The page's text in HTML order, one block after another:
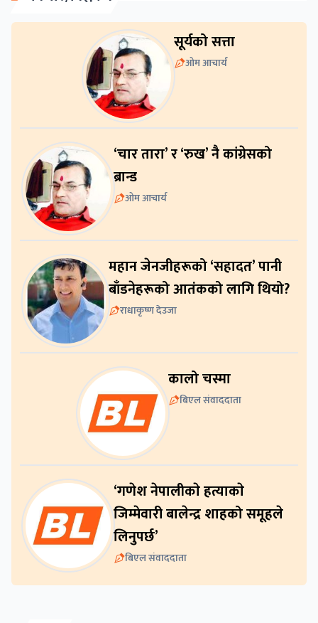
सूर्यको सत्ता
ओम आचार्य
‘चार तारा’ र ‘रुख’ नै कांग्रेसको
ब्रान्ड
ओम आचार्य
महान जेनजीहरूको ‘सहादत’ पानी
बाँडनेहरूको आतंकको लागि थियो?
राधाकृष्ण देउजा
कालो चस्मा
बिएल संवाददाता
‘गणेश नेपालीकाे हत्याकाे
जिम्मेवारी बालेन्द्र शाहको समूहले
लिनुपर्छ’
बिएल संवाददाता